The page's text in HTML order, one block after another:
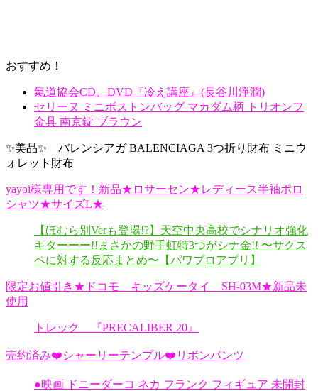
おすすめ！
氣道協会CD、DVD『冷え講座』(長谷川淨潤)
セリーヌ ミニボストンバッグ マカダム柄 トリオンフ
金具 南京錠 ブラウン
✨美品✨ バレンシアガ BALENCIAGA 3つ折り財布 ミニウ
ォレット財布
yayoi様専用です！新品★ロサーセン★レディース半袖ポロ
シャツ★サイズL★
【ほむら別Verも登場!?】天空中央高校でシナリオ強化
キターーー!!まさかの野手虹特3つがシナ金!! 〜サクス
ペに対する反応まとめ〜【パワプロアプリ】
限定お値引き★ドコモ キッズケータイ SH-03M★新品未
使用
トレック 『PRECALIBER 20』
売約済み❤️シャーリーテンプル❤️リボンパンツ
●映画 ドニーダーコ ネカ フランク フィギュア 未開封